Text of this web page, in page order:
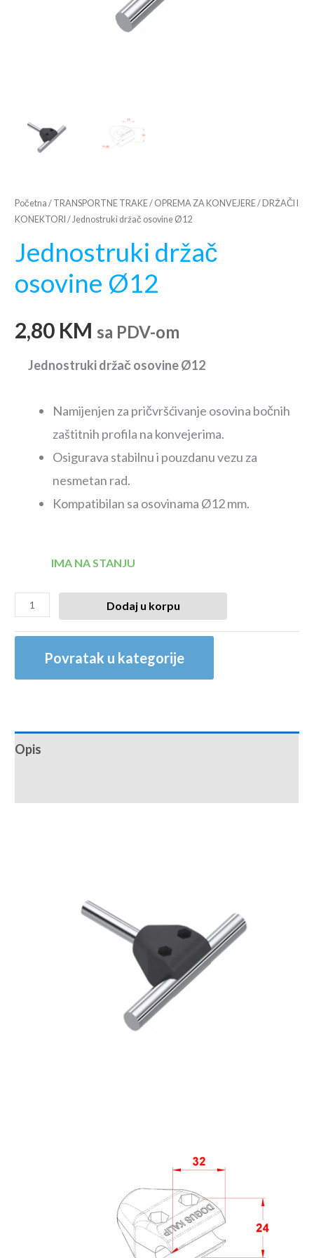
Početna / TRANSPORTNE TRAKE/ OPREMA ZA KONVEJERE/ DRŽAČI I
KONEKTORI / Jednostruki držač osovine Ø12
Jednostruki držač
osovine Ø12
2,80 KM sa PDV-om
Jednostruki držač osovine Ø12
Namijenjen za pričvršćivanje osovina bočnih
zaštitnih profila na konvejerima.
Osigurava stabilnu i pouzdanu vezu za
nesmetan rad.
Kompatibilan sa osovinama Ø12 mm.
IMA NA STANJU
Dodaj u korpu
Povratak u kategorije
Opis